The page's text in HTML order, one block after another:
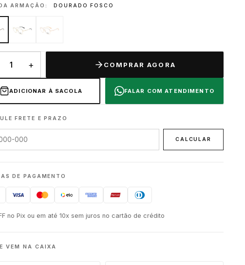
ARMAÇÃO: DOURADO FOSCO
+ COMPRAR AGORA
ADICIONAR À SACOLA FALAR COM ATENDIMENTO
FRETE E PRAZO
CALCULAR
DE PAGAMENTO
no Pix ou em até 10x sem juros no cartão de crédito
VEM NA CAIXA